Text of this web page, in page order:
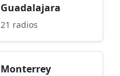
Guadalajara
21 radios
Monterrey